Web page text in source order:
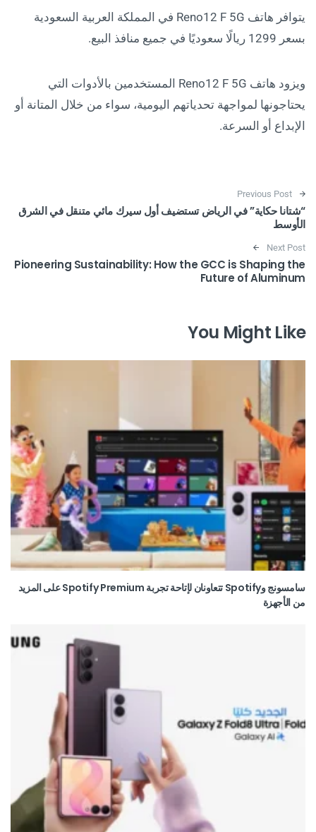
يتوافر هاتف Reno12 F 5G في المملكة العربية السعودية
بسعر 1299 ريالًا سعوديًا في جميع منافذ البيع.
ويزود هاتف Reno12 F 5G المستخدمين بالأدوات التي
يحتاجونها لمواجهة تحدياتهم اليومية، سواء من خلال المتانة أو
الإبداع أو السرعة.
Post navigation
Previous Post
“شتانا حكاية” في الرياض تستضيف أول سيرك مائي متنقل في الشرق
الأوسط
Next Post
Pioneering Sustainability: How the GCC is Shaping the
Future of Aluminum
You Might Like
سامسونج وSpotify تتعاونان لإتاحة تجربة Spotify Premium على المزيد
من الأجهزة